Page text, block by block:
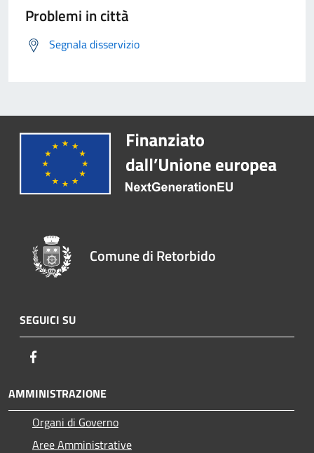
Problemi in città
Segnala disservizio
Comune di Retorbido
SEGUICI SU
AMMINISTRAZIONE
Organi di Governo
Aree Amministrative